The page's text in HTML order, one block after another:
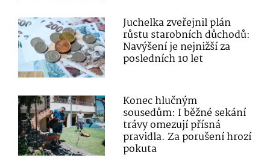
Juchelka zveřejnil plán
růstu starobních důchodů:
Navýšení je nejnižší za
posledních 10 let
Konec hlučným
sousedům: I běžné sekání
trávy omezují přísná
pravidla. Za porušení hrozí
pokuta